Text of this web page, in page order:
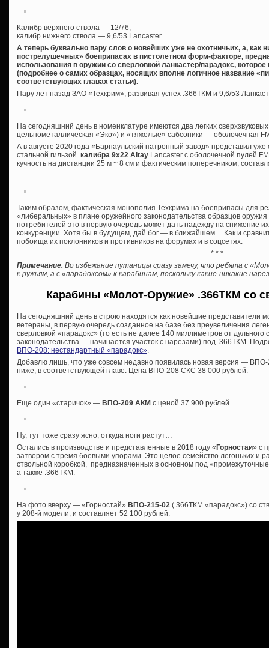
Калибр верхнего ствола — 12/76;
калибр нижнего ствола — 9,6/53 Lancaster.
А теперь буквально пару слов о новейших уже не охотничьих, а, как
пострелушечных» боеприпасах в пистолетном форм-факторе,
использования в оружии со сверловкой ланкастер/парадокс,
(подробнее о самих образцах, носящих вполне логичное название
соответствующих главах статьи).
Пару лет назад ЗАО «Техкрим», развивая успех .366ТКМ и 9,6/53
На сегодняшний день в номенклатуре имеются два легких
цельнометаллическая «Эко») и «тяжелые» сабсоники — оболочечная
А в августе 2020 года «Барнаульский патронный завод» представил
стальной гильзой калибра 9х22 Altay Lancaster с оболочечной пулей
кучность на дистанции 25 м ~ 8 см и фактическим поперечником,
Таким образом, фактическая монополия Техкрима на боеприпасы для
«либеральных» в плане оружейного законодательства образцов
потребителей это в первую очередь может дать надежду на снижение
конкуренции. Хотя бы в будущем, дай бог — в ближайшем… Как и
побоища их поклонников и противников на форумах и в соцсетях.
* * *
Примечание. Во избежание путаницы сразу замечу, что ребята с
к ружьям, а с «парадоксом» к карабинам, поскольку какие-никакие
Карабины «Молот-Оружие» .366ТКМ со
На сегодняшний день в строю находятся как новейшие представители
ветераны, в первую очередь созданное на базе без преувеличения
сверловкой «парадокс» (то есть не далее 140 миллиметров от
законодательства — начинается участок с нарезами) под .366ТКМ.
ВПО-208: нестандартный «парадокс».
Добавлю лишь, что уже совсем недавно появилась новая версия —
ниже, в соответствующей главе. Цена ВПО-208 СКС 38 000 рублей.
Еще один «старичок» — ВПО-209 АКМ с ценой 37 900 рублей.
Ну, тут тоже сразу ясно, откуда ноги растут…
Остались в производстве и представленные в 2018 году « Горностаи» с
затвором с тремя боевыми упорами. Это целое семейство легоньких и
ствольной коробкой, предназначенных в основном под
а также .366ТКМ.
На фото вверху — «Горностай» ВПО-215-02 (.366ТКМ «парадокс») со
у 208-й модели, и составляет 52 100 рублей.